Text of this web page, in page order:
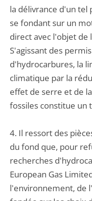
la délivrance d'un
se fondant sur un
direct avec l'objet de
S'agissant des
d'hydrocarbures, la
climatique par la
effet de serre et de
fossiles constitue un
4. Il ressort des
du fond que, pour
recherches
European Gas
l'environnement, de